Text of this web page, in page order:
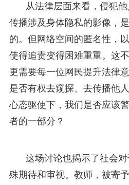
从法律层面来看，侵犯
传播涉及身体隐私的影像，
的。但网络空间的匿名性，
使得追责变得困难重重。这
更需要每一位网民提升法律
是否有权去窥探、去传播他
心态驱使下，我们是否应该
者的一部分？
这场讨论也揭示了社会
殊期待和审视。教师，被寄